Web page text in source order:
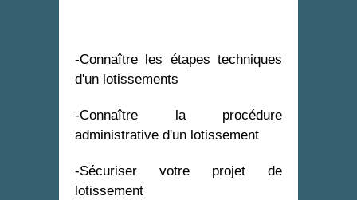
-Connaître les étapes techniques
d'un lotissements
-Connaître la procédure
administrative d'un lotissement
-Sécuriser votre projet de
lotissement